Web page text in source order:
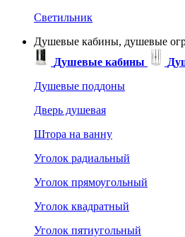
Светильник
Душевые кабины, душевые
Душевые кабины
Душевые поддоны
Дверь душевая
Штора на ванну
Уголок радиальный
Уголок прямоугольный
Уголок квадратный
Уголок пятиугольный